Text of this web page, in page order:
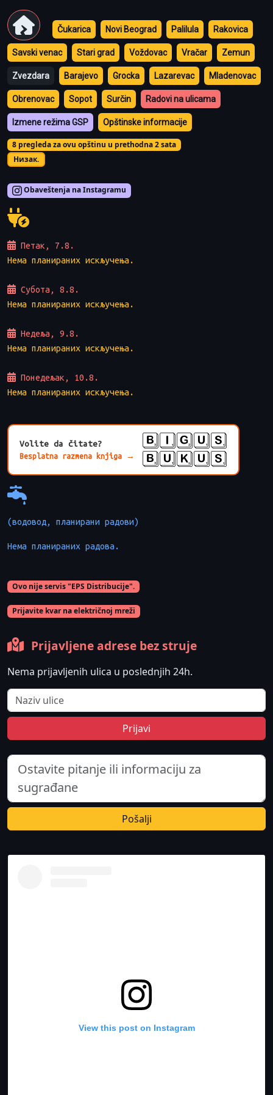
Čukarica Novi Beograd Palilula Rakovica
Savski venac Stari grad Voždovac Vračar Zemun
Zvezdara Barajevo Grocka Lazarevac Mladenovac
Obrenovac Sopot Surčin Radovi na ulicama
Izmene režima GSP Opštinske informacije
8 pregleda za ovu opštinu u prethodna 2 sata
Низак.
Obaveštenja na Instagramu
Петак, 7.8.
Нема планираних искључења.
Субота, 8.8.
Нема планираних искључења.
Недеља, 9.8.
Нема планираних искључења.
Понедељак, 10.8.
Нема планираних искључења.
Volite da čitate?
Besplatna razmena knjiga →
BIGUS
BUKUS
(водовод, планирани радови)
Нема планираних радова.
Ovo nije servis "EPS Distribucije".
Prijavite kvar na električnoj mreži
Prijavljene adrese bez struje
Nema prijavljenih ulica u poslednjih 24h.
View this post on Instagram